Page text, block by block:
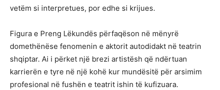
vetëm si interpretues, por edhe si krijues.
Figura e Preng Lëkundës përfaqëson në mënyrë
domethënëse fenomenin e aktorit autodidakt në teatrin
shqiptar. Ai i përket një brezi artistësh që ndërtuan
karrierën e tyre në një kohë kur mundësitë për arsimim
profesional në fushën e teatrit ishin të kufizuara.